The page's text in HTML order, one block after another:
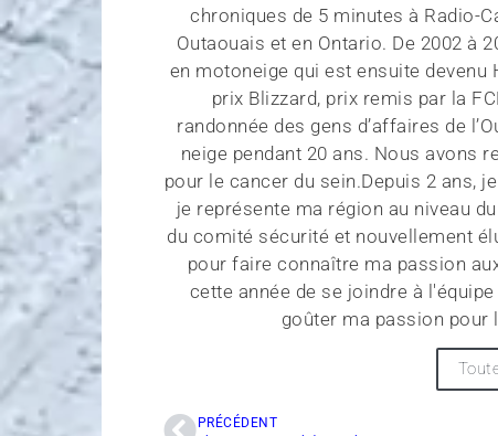
chroniques de 5 minutes à Radio-
Outaouais et en Ontario. De 2002 à
en motoneige qui est ensuite devenu
prix Blizzard, prix remis par la
randonnée des gens d’affaires de
neige pendant 20 ans. Nous avons
pour le cancer du sein.Depuis 2 ans,
je représente ma région au niveau
du comité sécurité et nouvellement
pour faire connaître ma passion
cette année de se joindre à
goûter ma passion pour
PRÉCÉDENT